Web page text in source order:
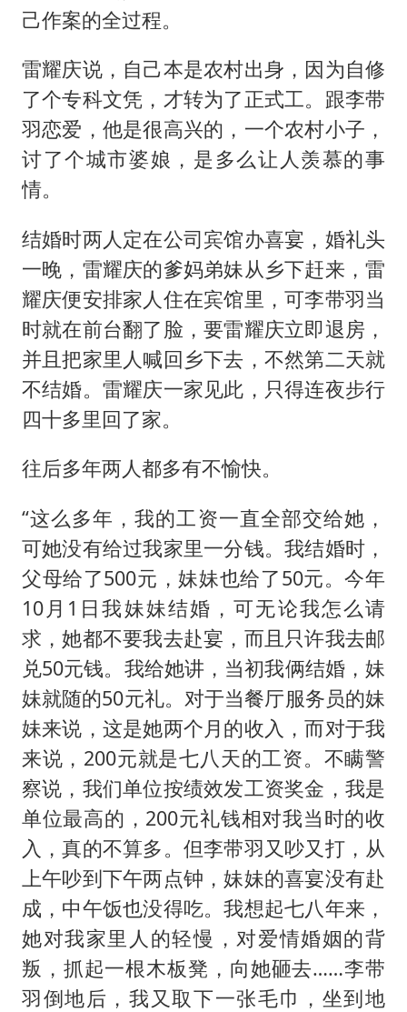
己作案的全过程。
雷耀庆说，自己本是农村出身，因为自修
了个专科文凭，才转为了正式工。跟李带
羽恋爱，他是很高兴的，一个农村小子，
讨了个城市婆娘，是多么让人羡慕的事
情。
结婚时两人定在公司宾馆办喜宴，婚礼头
一晚，雷耀庆的爹妈弟妹从乡下赶来，雷
耀庆便安排家人住在宾馆里，可李带羽当
时就在前台翻了脸，要雷耀庆立即退房，
并且把家里人喊回乡下去，不然第二天就
不结婚。雷耀庆一家见此，只得连夜步行
四十多里回了家。
往后多年两人都多有不愉快。
“这么多年，我的工资一直全部交给她，
可她没有给过我家里一分钱。我结婚时，
父母给了500元，妹妹也给了50元。今年
10月1日我妹妹结婚，可无论我怎么请
求，她都不要我去赴宴，而且只许我去邮
兑50元钱。我给她讲，当初我俩结婚，妹
妹就随的50元礼。对于当餐厅服务员的妹
妹来说，这是她两个月的收入，而对于我
来说，200元就是七八天的工资。不瞒警
察说，我们单位按绩效发工资奖金，我是
单位最高的，200元礼钱相对我当时的收
入，真的不算多。但李带羽又吵又打，从
上午吵到下午两点钟，妹妹的喜宴没有赴
成，中午饭也没得吃。我想起七八年来，
她对我家里人的轻慢，对爱情婚姻的背
叛，抓起一根木板凳，向她砸去……李带
羽倒地后，我又取下一张毛巾，坐到地